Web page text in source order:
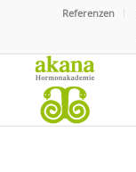
Referenzen